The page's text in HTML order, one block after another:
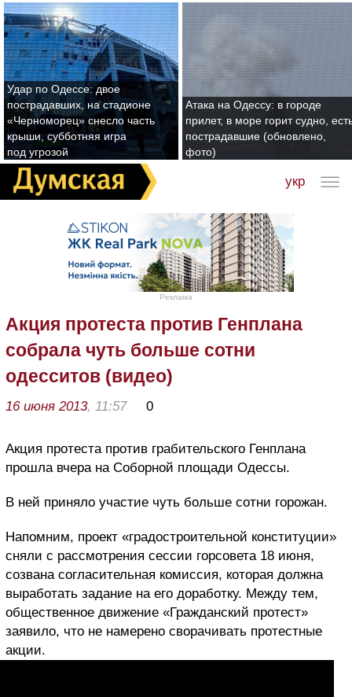
Удар по Одессе: двое
пострадавших, на стадионе
«Черноморец» снесло часть
крыши, субботняя игра
под угрозой
Атака на Одессу: в городе
прилет, в море горит судно,
пострадавшие (обновлено,
фото)
укр
Реклама
Акция протеста против Генплана
собрала чуть больше сотни
одесситов (видео)
16 июня 2013, 11:57 0
Акция протеста против грабительского Генплана
прошла вчера на Соборной площади Одессы.
В ней приняло участие чуть больше сотни горожан.
Напомним, проект «градостроительной конституции»
сняли с рассмотрения сессии горсовета 18 июня,
созвана согласительная комиссия, которая должна
выработать задание на его доработку. Между тем,
общественное движение «Гражданский протест»
заявило, что не намерено сворачивать протестные
акции.